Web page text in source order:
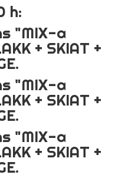
h:
"MIX-a
+ SKIAT +
"MIX-a
+ SKIAT +
"MIX-a
+ SKIAT +